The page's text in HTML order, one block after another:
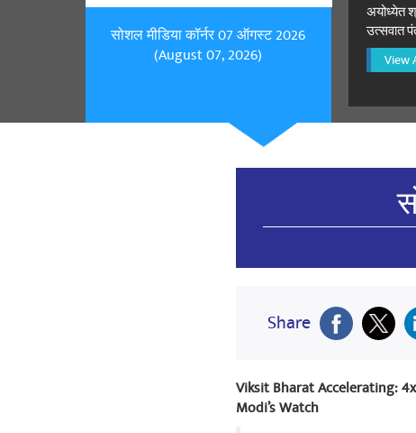
शेअर करा
भारत माता
jayalakshmi
सोशल मीडिया कॉर्नर 07 ऑगस्ट 2026
(August 07, 2026)
अयोध्येत
उत्सवात
View
Share
Viksit Bharat Accelerating:
Modi’s Watch